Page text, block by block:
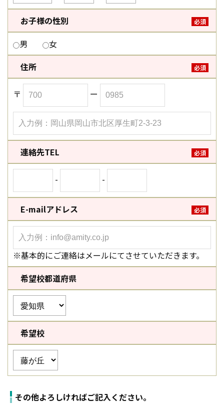
お子様の性別 必須
男
女
住所
必須
〒 ー
連絡先TEL 必須
- -
E-mailアドレス 必須
※基本的にご連絡はメールにてさせていただきます。
希望校都道府県
希望校
その他よろしければご記入ください。